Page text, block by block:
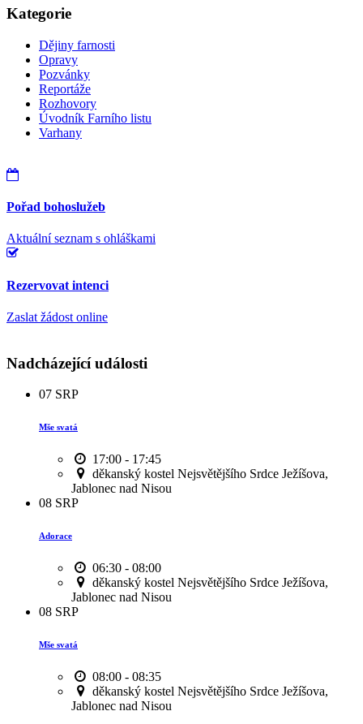
Kategorie
Dějiny farnosti
Opravy
Pozvánky
Reportáže
Rozhovory
Úvodník Farního listu
Varhany
Pořad bohoslužeb
Aktuální seznam s ohláškami
Rezervovat intenci
Zaslat žádost online
Nadcházející události
07 SRP
Mše svatá
17:00 - 17:45
děkanský kostel Nejsvětějšího Srdce Ježíšova,
Jablonec nad Nisou
08 SRP
Adorace
06:30 - 08:00
děkanský kostel Nejsvětějšího Srdce Ježíšova,
Jablonec nad Nisou
08 SRP
Mše svatá
08:00 - 08:35
děkanský kostel Nejsvětějšího Srdce Ježíšova,
Jablonec nad Nisou